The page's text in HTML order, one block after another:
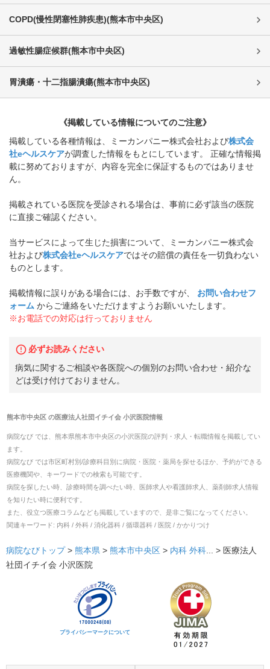
COPD(慢性閉塞性肺疾患)(熊本市中央区)
過敏性腸症候群(熊本市中央区)
胃潰瘍・十二指腸潰瘍(熊本市中央区)
《掲載している情報についてのご注意》
掲載している各種情報は、ミーカンパニー株式会社および株式会
社eヘルスケアが調査した情報をもとにしています。 正確な情報掲
載に努めておりますが、内容を完全に保証するものではありませ
ん。
掲載されている医院を受診される場合は、事前に必ず該当の医院
に直接ご確認ください。
当サービスによって生じた損害について、ミーカンパニー株式会
社および株式会社eヘルスケアではその賠償の責任を一切負わない
ものとします。
掲載情報に誤りがある場合には、お手数ですが、
お問い合わせフ
ォーム からご連絡をいただけますようお願いいたします。
※お電話での対応は行っておりません
必ずお読みください
病気に関するご相談や各医院への個別のお問い合わせ・紹介な
どは受け付けておりません。
熊本市中央区の医療法人社団イチイ会 小沢医院情報
病院なび では、 熊本県熊本市中央区の小沢医院の評判・求人・転職情報を掲載してい
ます。
病院なび では市区町村別/診療科目別に病院・医院・薬局を探せるほか、予約ができる
医療機関や、キーワードでの検索も可能です。
病院を探したい時、診療時間を調べたい時、医師求人や看護師求人、薬剤師求人情報
を知りたい時に便利です。
また、役立つ医療コラムなども掲載していますので、是非ご覧になってください。
関連キーワード: 内科 / 外科 / 消化器科 / 循環器科 / 医院 / かかりつけ
病院なびトップ > 熊本県 > 熊本市中央区 > 内科 外科... > 医療法人
社団イチイ会 小沢医院
プライバシーマークについて